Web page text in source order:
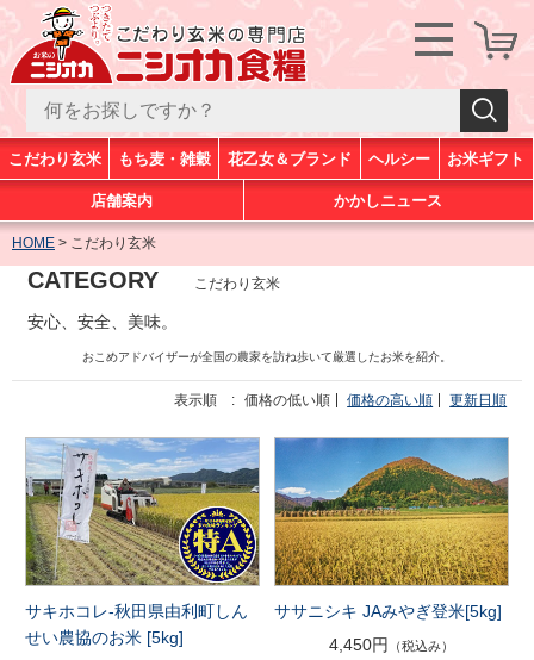
こだわり玄米 もち麦・雑穀 花乙女＆ブランド ヘルシー お米ギフト
店舗案内 かかしニュース
HOME こだわり玄米
CATEGORY こだわり玄米
安心、安全、美味。
おこめアドバイザーが全国の農家を訪ね歩いて厳選したお米を紹介。
表示順 : 価格の低い順 価格の高い順 更新日順
サキホコレ-秋田県由利町しん
せい農協のお米 [5kg]
ササニシキ JAみやぎ登米[5kg]
4,450円
（税込み）